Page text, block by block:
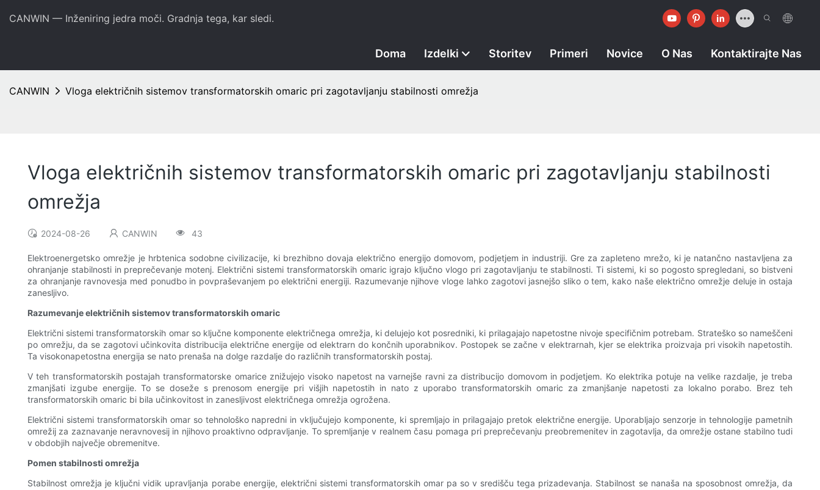
CANWIN — Inženiring jedra moči. Gradnja tega, kar sledi.
Doma Izdelki Storitev Primeri Novice O Nas Kontaktirajte Nas
CANWIN Vloga električnih sistemov transformatorskih omaric pri zagotavljanju stabilnosti omrežja
Vloga električnih sistemov transformatorskih omaric pri zagotavljanju stabilnosti
omrežja
2024-08-26 CANWIN 43
Elektroenergetsko omrežje je hrbtenica sodobne civilizacije, ki brezhibno dovaja električno energijo domovom, podjetjem in industriji. Gre za zapleteno mrežo, ki je natančno nastavljena za
ohranjanje stabilnosti in preprečevanje motenj. Električni sistemi transformatorskih omaric igrajo ključno vlogo pri zagotavljanju te stabilnosti. Ti sistemi, ki so pogosto spregledani, so bistveni
za ohranjanje ravnovesja med ponudbo in povpraševanjem po električni energiji. Razumevanje njihove vloge lahko zagotovi jasnejšo sliko o tem, kako naše električno omrežje deluje in ostaja
zanesljivo.
Razumevanje električnih sistemov transformatorskih omaric
Električni sistemi transformatorskih omar so ključne komponente električnega omrežja, ki delujejo kot posredniki, ki prilagajajo napetostne nivoje specifičnim potrebam. Strateško so nameščeni
po omrežju, da se zagotovi učinkovita distribucija električne energije od elektrarn do končnih uporabnikov. Postopek se začne v elektrarnah, kjer se elektrika proizvaja pri visokih napetostih.
Ta visokonapetostna energija se nato prenaša na dolge razdalje do različnih transformatorskih postaj.
V teh transformatorskih postajah transformatorske omarice znižujejo visoko napetost na varnejše ravni za distribucijo domovom in podjetjem. Ko elektrika potuje na velike razdalje, je treba
zmanjšati izgube energije. To se doseže s prenosom energije pri višjih napetostih in nato z uporabo transformatorskih omaric za zmanjšanje napetosti za lokalno porabo. Brez teh
transformatorskih omaric bi bila učinkovitost in zanesljivost električnega omrežja ogrožena.
Električni sistemi transformatorskih omar so tehnološko napredni in vključujejo komponente, ki spremljajo in prilagajajo pretok električne energije. Uporabljajo senzorje in tehnologije pametnih
omrežij za zaznavanje neravnovesij in njihovo proaktivno odpravljanje. To spremljanje v realnem času pomaga pri preprečevanju preobremenitev in zagotavlja, da omrežje ostane stabilno tudi
v obdobjih največje obremenitve.
Pomen stabilnosti omrežja
Stabilnost omrežja je ključni vidik upravljanja porabe energije, električni sistemi transformatorskih omar pa so v središču tega prizadevanja. Stabilnost se nanaša na sposobnost omrežja, da